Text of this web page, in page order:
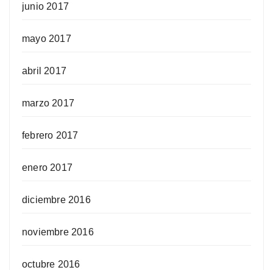
junio 2017
mayo 2017
abril 2017
marzo 2017
febrero 2017
enero 2017
diciembre 2016
noviembre 2016
octubre 2016